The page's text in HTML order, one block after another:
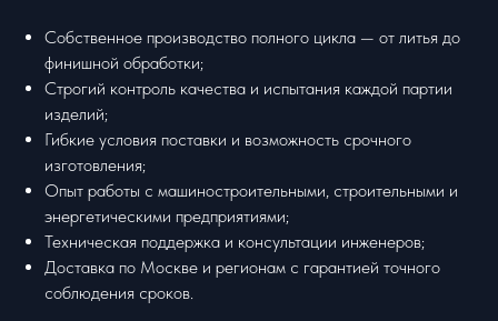
Собственное производство полного цикла — от литья до
финишной обработки;
Строгий контроль качества и испытания каждой партии
изделий;
Гибкие условия поставки и возможность срочного
изготовления;
Опыт работы с машиностроительными, строительными и
энергетическими предприятиями;
Техническая поддержка и консультации инженеров;
Доставка по Москве и регионам с гарантией точного
соблюдения сроков.